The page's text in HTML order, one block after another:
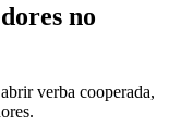
no
verba cooperada,